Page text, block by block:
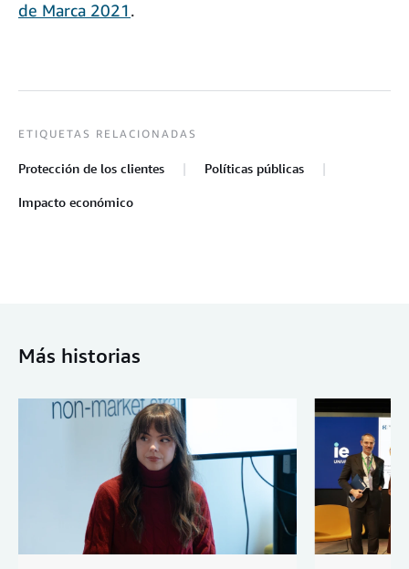
de Marca 2021.
ETIQUETAS RELACIONADAS
Protección de los clientes Políticas públicas
Impacto económico
Más historias